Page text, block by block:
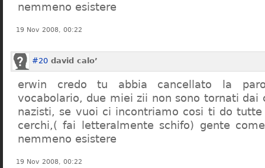
nemmeno esistere
19 Nov 2008, 00:22
#20 david calo’
erwin credo tu abbia cancellato la
vocabolario, due miei zii non sono tornati dai
nazisti, se vuoi ci incontriamo cosi ti do tutte
cerchi,( fai letteralmente schifo) gente
nemmeno esistere
19 Nov 2008, 00:22